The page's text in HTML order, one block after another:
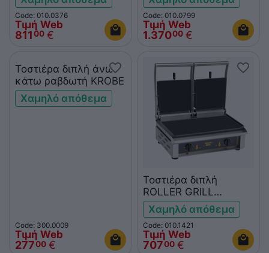
Code: 010.0376
Τιμή Web
81100 €
Code: 010.0799
Τιμή Web
1.37000 €
Τοστιέρα διπλή άνω-
κάτω ραβδωτή KROBE
Χαμηλό απόθεμα
Code: 300.0009
Τιμή Web
27700 €
Τοστιέρα διπλή
ROLLER GRILL
MAJESTIC άνω-κάτω
λεία
Χαμηλό απόθεμα
Code: 010.1421
Τιμή Web
70700 €